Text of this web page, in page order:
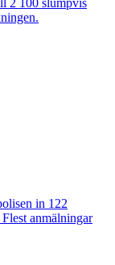
in 122
anmälningar